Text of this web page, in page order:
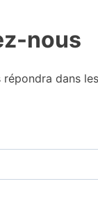
nous
dans